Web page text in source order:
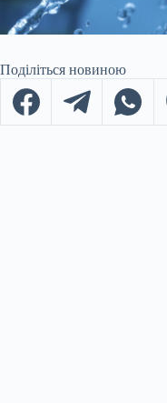
Поділіться новиною